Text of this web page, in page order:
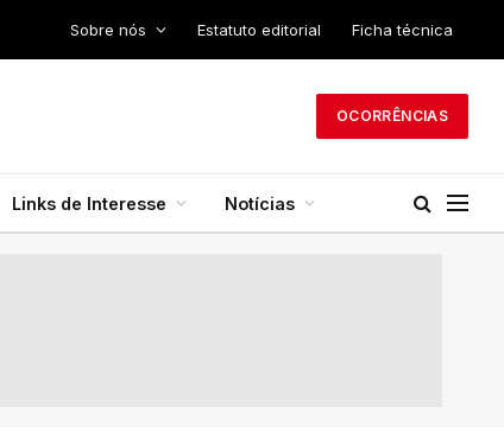
Sobre nós Estatuto editorial Ficha técnica
OCORRÊNCIAS
Links de Interesse Notícias